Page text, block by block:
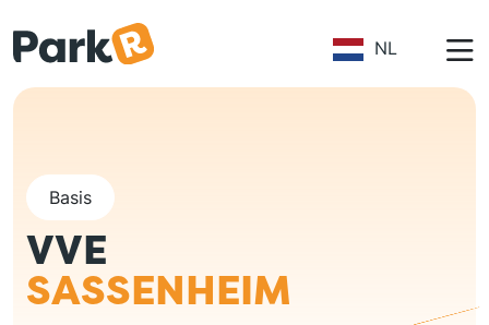
NL
Basis
VVE
SASSENHEIM